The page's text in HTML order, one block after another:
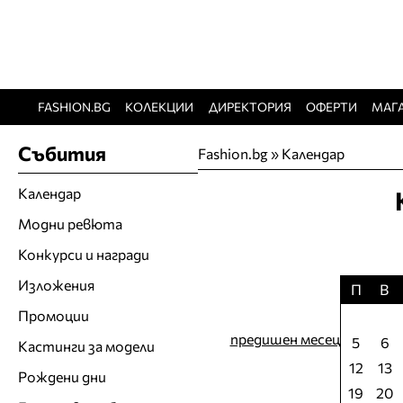
FASHION.BG КОЛЕКЦИИ ДИРЕКТОРИЯ ОФЕРТИ
Fashion.bg» Календар
предишен месец
П
В
5
6
12
13
19
20
Събития
Календар
Модни ревюта
Конкурси и награди
Изложения
Промоции
Кастинги за модели
Рождени дни